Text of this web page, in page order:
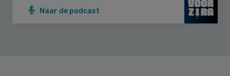
Naar de podcast